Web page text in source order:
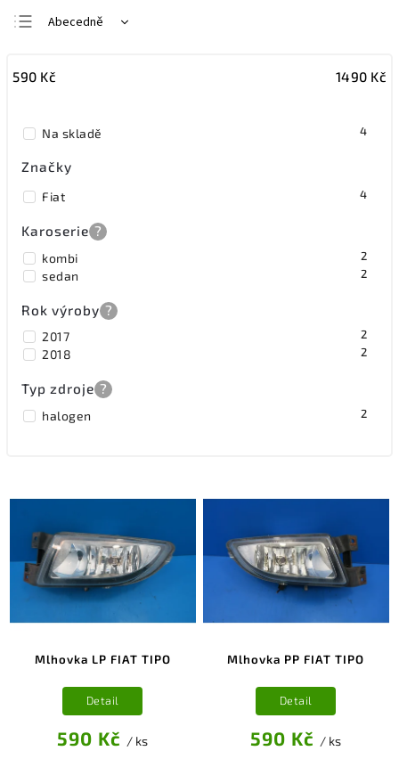
Abecedně
Nejdražší
590 Kč 1490 Kč
Na skladě 4
Značky
Fiat 4
Karoserie ?
kombi 2
sedan 2
Rok výroby ?
2017 2
2018 2
Typ zdroje ?
halogen 2
Mlhovka LP FIAT TIPO
590 Kč / ks
Detail
Mlhovka PP FIAT TIPO
590 Kč / ks
Detail